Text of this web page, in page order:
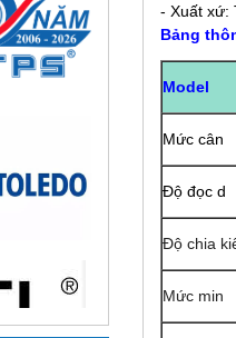
- Xuất xứ:
Bảng t
Model
Mức cân
Độ đọc d
Độ chia
Mức min